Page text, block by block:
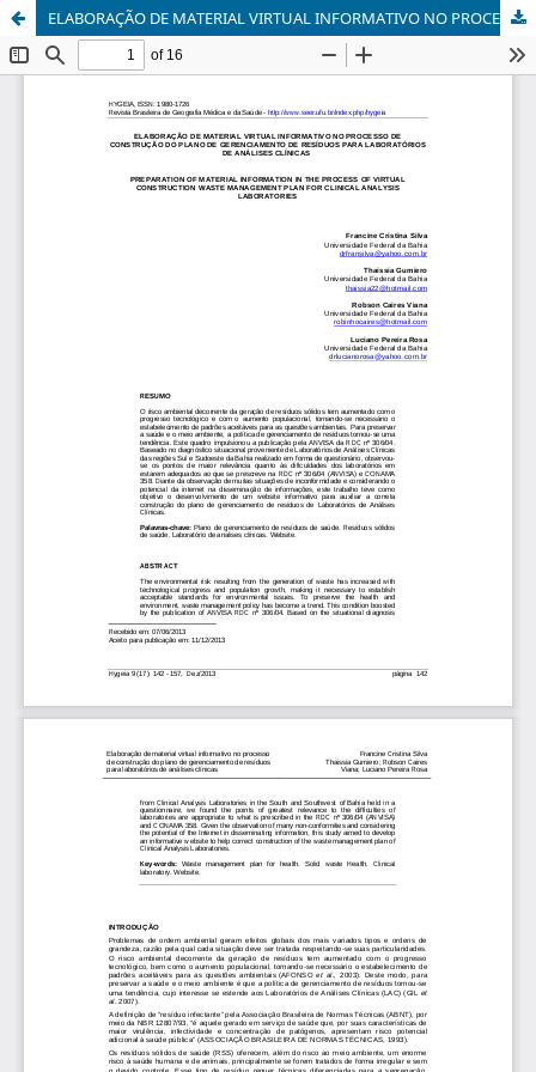
ELABORAÇÃO DE MATERIAL VIRTUAL INFORMATIVO NO PROCESSO DE CONSTRUÇÃO DO PLANO DE GERENCIAMENTO DE RESÍDUOS PARA LABORATÓRIOS DE ANÁLISES CLÍNICAS